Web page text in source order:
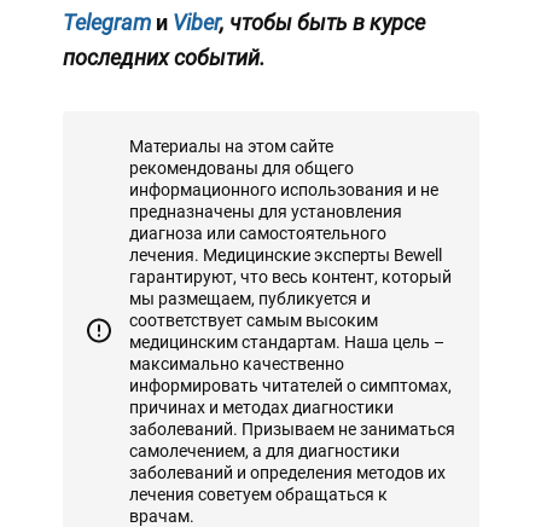
Telegram и Viber, чтобы быть в курсе
последних событий.
Материалы на этом сайте
рекомендованы для общего
информационного использования и не
предназначены для установления
диагноза или самостоятельного
лечения. Медицинские эксперты Bewell
гарантируют, что весь контент, который
мы размещаем, публикуется и
соответствует самым высоким
медицинским стандартам. Наша цель –
максимально качественно
информировать читателей о симптомах,
причинах и методах диагностики
заболеваний. Призываем не заниматься
самолечением, а для диагностики
заболеваний и определения методов их
лечения советуем обращаться к
врачам.